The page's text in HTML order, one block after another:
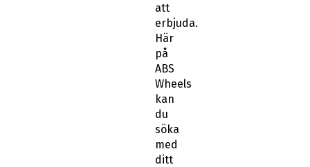
att
erbjuda.
Här
på
ABS
Wheels
kan
du
söka
med
ditt